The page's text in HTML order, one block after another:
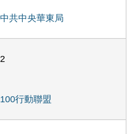
中共中央華東局
2
100行動聯盟